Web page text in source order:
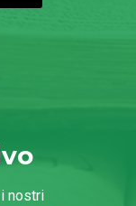
nostri